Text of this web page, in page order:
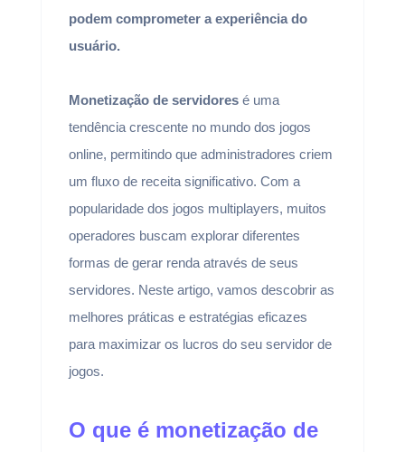
podem comprometer a experiência do
usuário.
Monetização de servidoresé uma
tendência crescente no mundo dos jogos
online, permitindo que administradores criem
um fluxo de receita significativo. Com a
popularidade dos jogos multiplayers, muitos
operadores buscam explorar diferentes
formas de gerar renda através de seus
servidores. Neste artigo, vamos descobrir as
melhores práticas e estratégias eficazes
para maximizar os lucros do seu servidor de
jogos.
O que é monetização de